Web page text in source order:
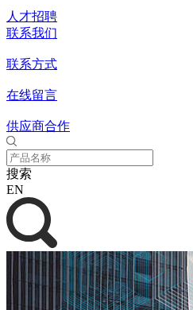
人才招聘
联系我们
联系方式
在线留言
供应商合作
搜索
EN